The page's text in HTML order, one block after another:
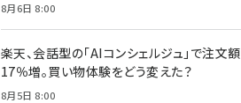
8月6日 8:00
楽天、会話型の「AIコンシェルジュ」で注文額
17％増。買い物体験をどう変えた？
8月5日 8:00